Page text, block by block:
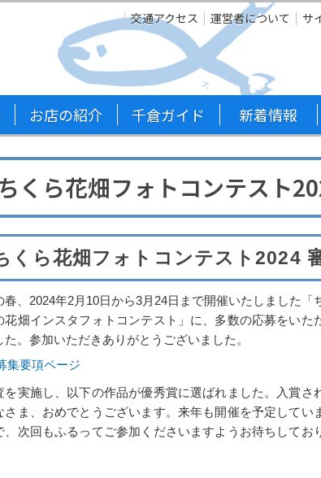
交通アクセス 運営者について サ
お店の紹介 千倉ガイド 新着情報
ちくら花畑フォトコンテスト
くら花畑フォトコンテスト2024
春、2024年2月10日から3月24日まで開催いたしました「
花畑インスタフォトコンテスト」に、多数の応募をいた
た。参加いただきありがとうございました。
集要項ページ
を実施し、以下の作品が優秀賞に選ばれました。入賞さ
さま、おめでとうございます。来年も開催を予定してい
、次回もふるってご参加くださいますようお待ちしてお